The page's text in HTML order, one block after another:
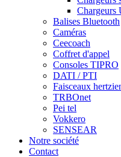
Chargeurs
Balises Bluetooth
Caméras
Ceecoach
Coffret d'appel
Consoles TIPRO
DATI / PTI
Faisceaux
TRBOnet
Pei tel
Vokkero
SENSEAR
Notre société
Contact